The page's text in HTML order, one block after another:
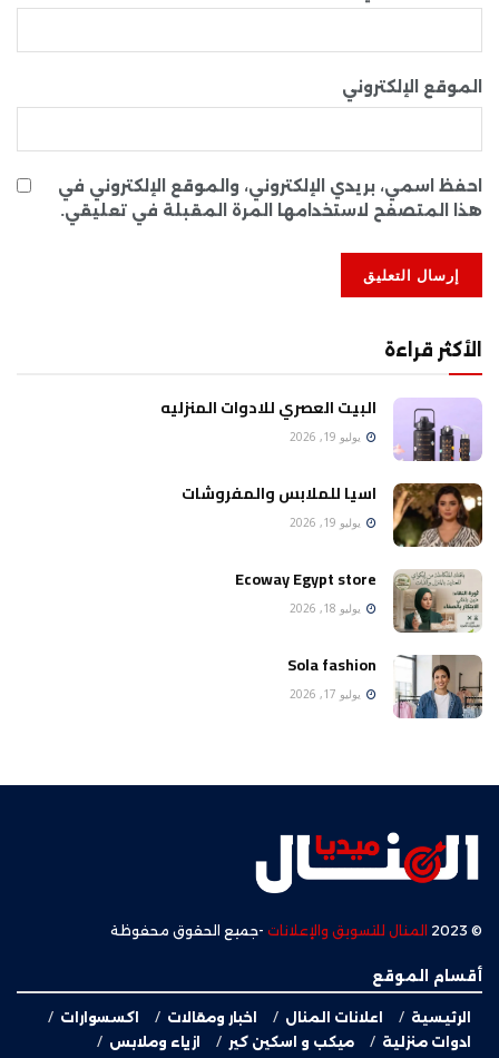
الموقع الإلكتروني
احفظ اسمي، بريدي الإلكتروني، والموقع الإلكتروني في
هذا المتصفح لاستخدامها المرة المقبلة في تعليقي.
الأكثر قراءة
البيت العصري للادوات المنزليه
يوليو 19, 2026
اسيا للملابس والمفروشات
يوليو 19, 2026
Ecoway Egypt store
يوليو 18, 2026
Sola fashion
يوليو 17, 2026
© 2023 المنال للتسويق والإعلانات -جميع الحقوق محفوظة
أقسام الموقع
الرئيسية اعلانات المنال اخبار ومقالات
اكسسوارات
ادوات منزلية
ميكب و اسكين كير ازياء وملابس